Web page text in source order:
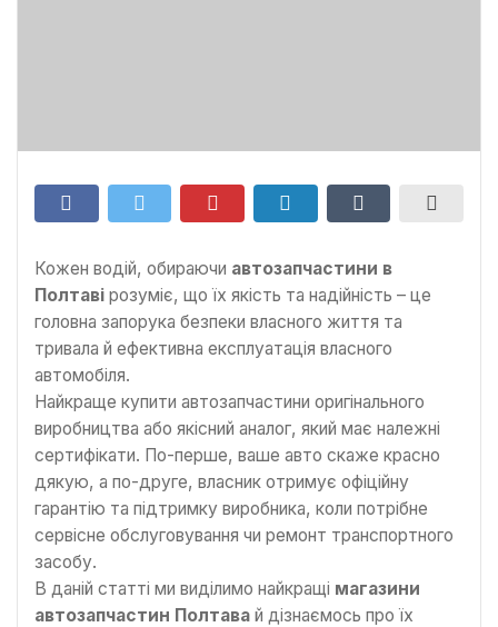
Кожен водій, обираючи автозапчастини в
Полтаві розуміє, що їх якість та надійність – це
головна запорука безпеки власного життя та
тривала й ефективна експлуатація власного
автомобіля.
Найкраще купити автозапчастини оригінального
виробництва або якісний аналог, який має належні
сертифікати. По-перше, ваше авто скаже красно
дякую, а по-друге, власник отримує офіційну
гарантію та підтримку виробника, коли потрібне
сервісне обслуговування чи ремонт транспортного
засобу.
В даній статті ми виділимо найкращі магазини
автозапчастин Полтава й дізнаємось про їх